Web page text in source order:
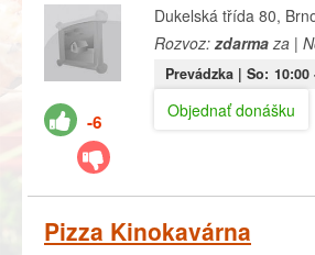
-6
Dukelská třída 80,
Rozvoz:zdarmaza |
Prevádzka | So: 10:00
Objednať donášku
Pizza Kinokavárna